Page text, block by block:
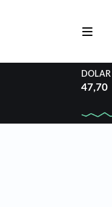
DOLAR
47,70